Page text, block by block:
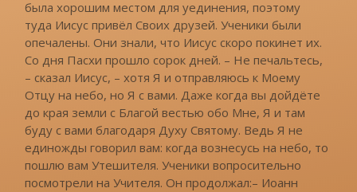
была хорошим местом для уединения, поэтому
туда Иисус привёл Своих друзей. Ученики были
опечалены. Они знали, что Иисус скоро покинет их.
Со дня Пасхи прошло сорок дней. – Не печальтесь,
– сказал Иисус, – хотя Я и отправляюсь к Моему
Отцу на небо, но Я с вами. Даже когда вы дойдёте
до края земли с Благой вестью обо Мне, Я и там
буду с вами благодаря Духу Святому. Ведь Я не
единожды говорил вам: когда вознесусь на небо, то
пошлю вам Утешителя. Ученики вопросительно
посмотрели на Учителя. Он продолжал:– Иоанн